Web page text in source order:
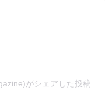
がシェアした投稿